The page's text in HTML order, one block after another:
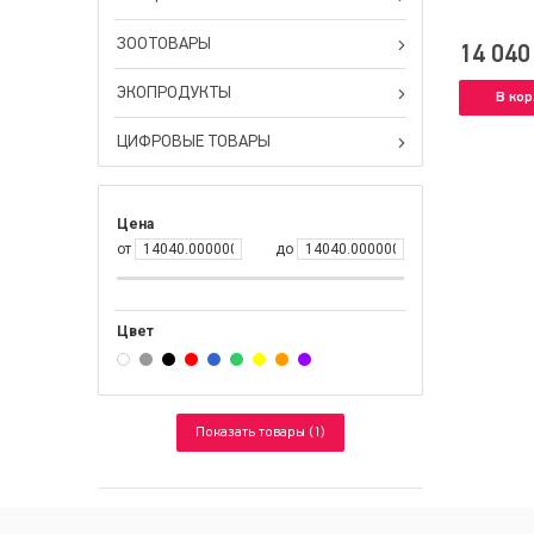
ЗООТОВАРЫ
ЭКОПРОДУКТЫ
ЦИФРОВЫЕ ТОВАРЫ
Цена
от
до
Цвет
Показать товары (1)
14
В